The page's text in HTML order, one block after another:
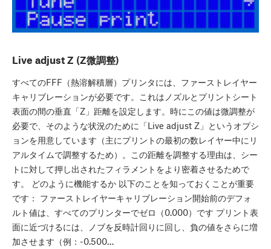
Live adjust Z (Z微調整)
すべてのFFF（熱溶解積層）プリンタには、ファーストレイヤー
キャリブレーションが必要です。これはノズルとプリントシート
表面の間の垂直「Z」距離を設定します。時にこの値は微調整が
必要で、そのような状況のために「Live adjust Z」というオプシ
ョンを用意しています（主にプリントの最初の数レイヤー中にリ
アルタイムで調整するため）。この距離を調整する理由は、シー
トに対して押し出されたフィラメントをより密着させるためで
す。 どのように機能するか 以下のことを知っておくことが重要
です： ファーストレイヤーキャリブレーション開始前のデフォ
ルト値は、すべてのプリンターでゼロ（0.000）です プリント表
面に近づけるには、ノブを反時計回りに回し、負の値をさらに増
加させます（例：-0.500…